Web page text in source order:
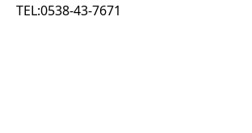
TEL:0538-43-7671